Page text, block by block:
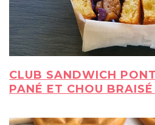
CLUB SANDWICH
PANÉ ET CHOU